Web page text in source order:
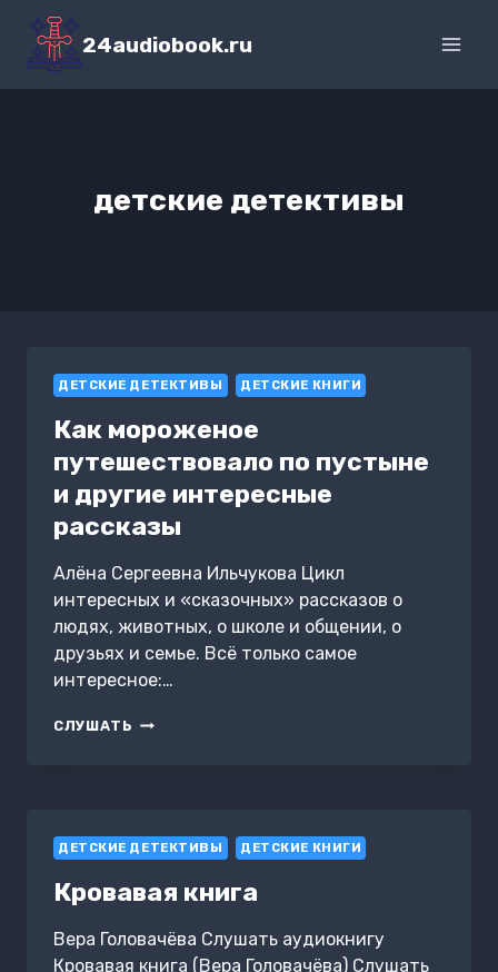
Перейти
содержимому
24audiobook.ru
детские детективы
ДЕТСКИЕ ДЕТЕКТИВЫ ДЕТСКИЕ КНИГИ
Как мороженое
путешествовало по пустыне
и другие интересные
рассказы
Алёна Сергеевна Ильчукова Цикл
интересных и «сказочных» рассказов о
людях, животных, о школе и общении, о
друзьях и семье. Всё только самое
интересное:…
СЛУШАТЬ КАК
ДРУГИЕ
РАССКАЗЫ
ДЕТСКИЕ ДЕТЕКТИВЫ ДЕТСКИЕ КНИГИ
Кровавая книга
Вера Головачёва Слушать аудиокнигу
Кровавая книга (Вера Головачёва) Слушать